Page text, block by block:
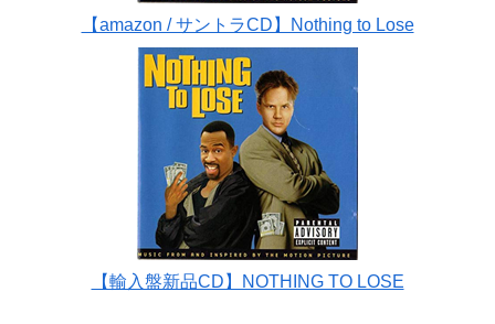
【amazon / サントラCD】Nothing to Lose
【輸入盤新品CD】NOTHING TO LOSE